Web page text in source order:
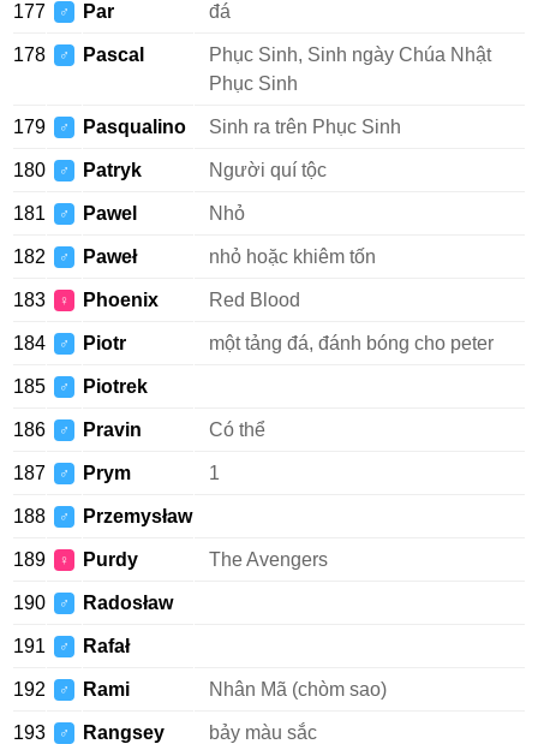
177 ♂ Par đá
178 ♂ Pascal
Phục Sinh, Sinh ngày Chúa Nhật
Phục Sinh
179 ♂ Pasqualino Sinh ra trên Phục Sinh
180 ♂ Patryk Người quí tộc
181 ♂ Pawel Nhỏ
182 ♂ Paweł nhỏ hoặc khiêm tốn
183 ♀ Phoenix Red Blood
184 ♂ Piotr một tảng đá, đánh bóng cho peter
185 ♂ Piotrek
186 ♂ Pravin Có thể
187 ♂ Prym 1
188 ♂ Przemysław
189 ♀ Purdy The Avengers
190 ♂ Radosław
191 ♂ Rafał
192 ♂ Rami Nhân Mã (chòm sao)
193 ♂ Rangsey bảy màu sắc